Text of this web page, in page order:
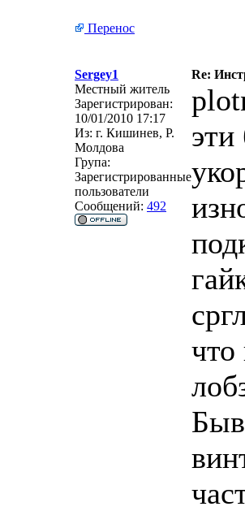
Перенос
Sergey1
Re:
Местный житель
Зарегистрирован:
10/01/2010 17:17
Из: г. Кишинев, Р.
Молдова
Група:
Зарегистрированные
пользователи
Сообщений: 492
что